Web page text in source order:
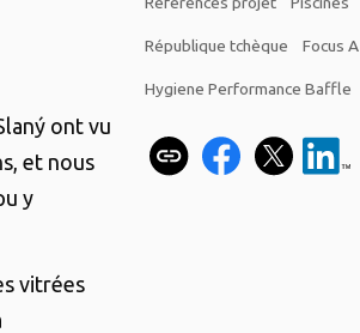
ont vu
et nous
y
vitrées
République tchèque Focus A
Hygiene Performance Baffle